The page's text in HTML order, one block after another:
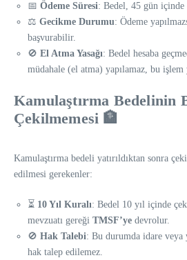
📅 Ödeme Süresi: Bedel, 45 gün içinde
⚖️ Gecikme Durumu: Ödeme
başvurabilir.
🚫 El Atma Yasağı: Bedel hesaba
müdahale (el atma) yapılamaz, bu
Kamulaştırma Bedelinin
Çekilmemesi 🏦
Kamulaştırma bedeli yatırıldıktan sonra
edilmesi gerekenler:
⏳ 10 Yıl Kuralı: Bedel 10 yıl içinde
mevzuatı gereği TMSF’ye devrolur.
🚫 Hak Talebi: Bu durumda idare veya
hak talep edilemez.